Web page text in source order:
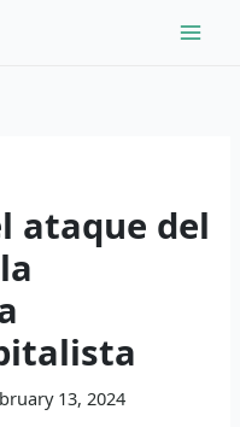
ataque del
13, 2024